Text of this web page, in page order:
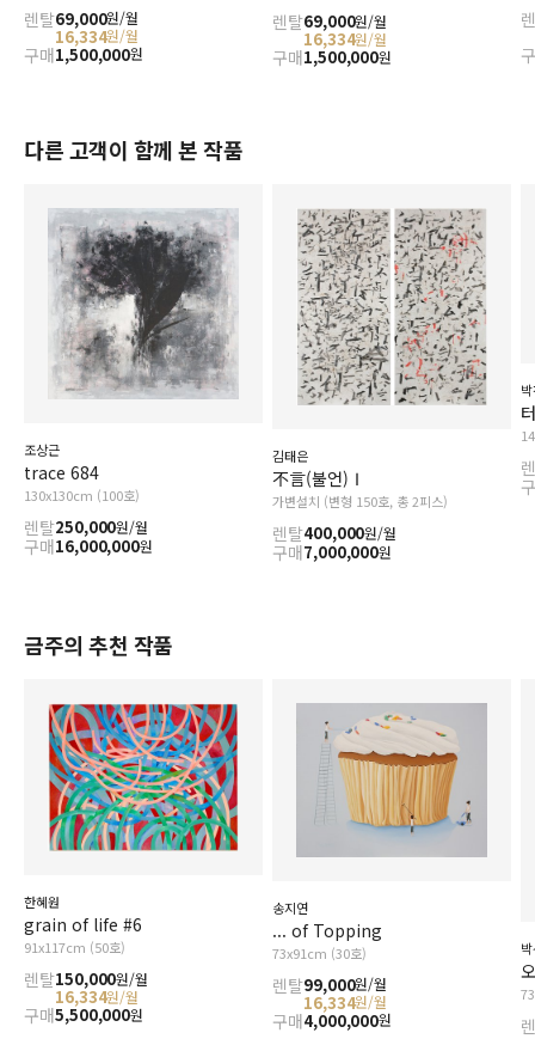
렌탈69,000원/월
16,334원/월
구매1,500,000원
렌탈69,000원/월
16,334원/월
구매1,500,000원
다른 고객이 함께 본 작품
조상근
trace 684
130x130cm (100호)
렌탈250,000원/월
구매16,000,000원
김태은
不言(불언)Ⅰ
가변설치 (변형 150호, 총 2피스)
렌탈400,000원/월
구매7,000,000원
금주의 추천 작품
한혜원
grain of life #6
91x117cm (50호)
렌탈150,000원/월
16,334원/월
구매5,500,000원
송지연
... of Topping
73x91cm (30호)
렌탈99,000원/월
16,334원/월
구매4,000,000원